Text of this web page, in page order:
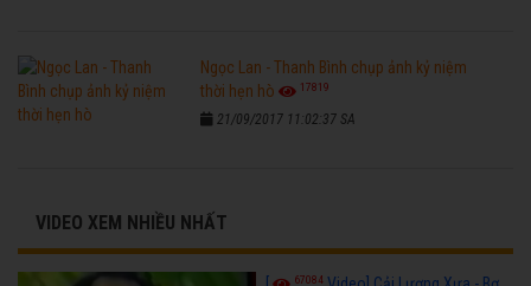
Ngọc Lan - Thanh Bình chụp ảnh kỷ niệm
thời hẹn hò
17819
21/09/2017 11:02:37 SA
VIDEO XEM NHIỀU NHẤT
67084